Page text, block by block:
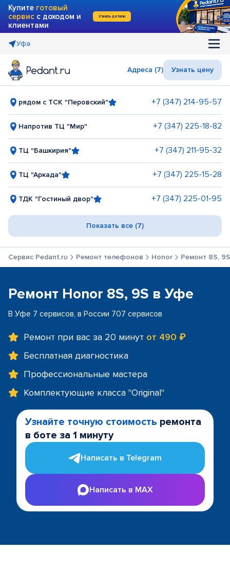
Купите готовый
сервис с доходом и
клиентами
Узнать детали
Уфа
Адреса (7) Узнать цену
рядом с ТСК "Перовский" +7 (347) 214-95-57
Напротив ТЦ "Мир" +7 (347) 225-18-82
ТЦ "Башкирия" +7 (347) 211-95-32
ТЦ "Аркада" +7 (347) 225-15-28
ТДК "Гостиный двор" +7 (347) 225-01-95
Показать все (7)
Сервис Pedant.ru Ремонт телефонов Honor Ремонт 8S, 9S
Ремонт Honor 8S, 9S в Уфе
В Уфе 7 сервисов, в России 707 сервисов
Ремонт при вас за 20 минут от 490 ₽
Бесплатная диагностика
Профессиональные мастера
Комплектующие класса "Original"
Узнайте точную стоимость ремонта
в боте за 1 минуту
Написать в Telegram
Написать в MAX